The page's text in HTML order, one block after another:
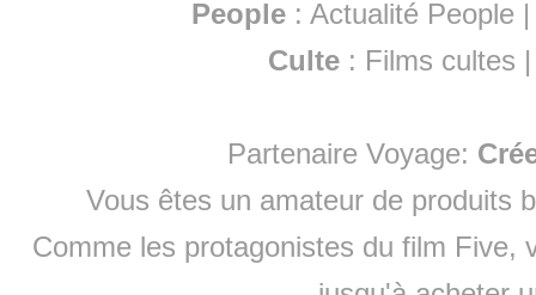
People :Actualité People
Culte : Films cultes
Partenaire Voyage:
Vous êtes un amateur de produits
Comme les protagonistes du film Five,